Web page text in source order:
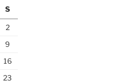
S
2
9
16
23